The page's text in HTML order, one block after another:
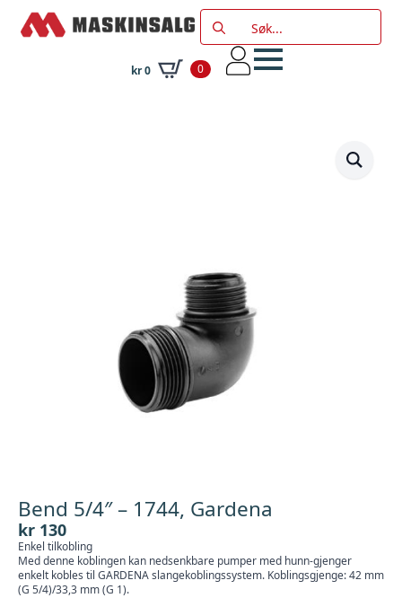
Search
for:
kr0 0
Bend 5/4″ – 1744, Gardena
kr 130
Enkel tilkobling
Med denne koblingen kan nedsenkbare pumper med hunn-gjenger
enkelt kobles til GARDENA slangekoblingssystem. Koblingsgjenge: 42 mm
(G 5/4)/33,3 mm (G 1).